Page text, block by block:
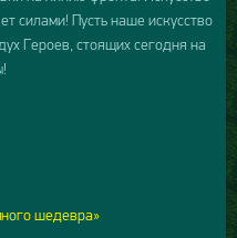
силами! Пусть наше искусство
Героев, стоящих сегодня на
шедевра»